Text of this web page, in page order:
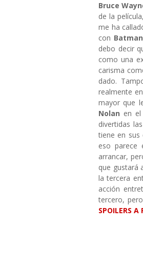
Bruce
de la
me ha
con Batman
debo decir
como una
carisma
dado.
realmente
mayor que
Nolan en
divertidas
tiene en sus
eso parece
arrancar,
que gustará
la tercera
acción
tercero,
SPOILERS A